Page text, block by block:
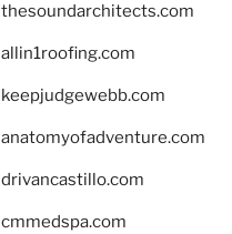
thesoundarchitects.com
allin1roofing.com
keepjudgewebb.com
anatomyofadventure.com
drivancastillo.com
cmmedspa.com